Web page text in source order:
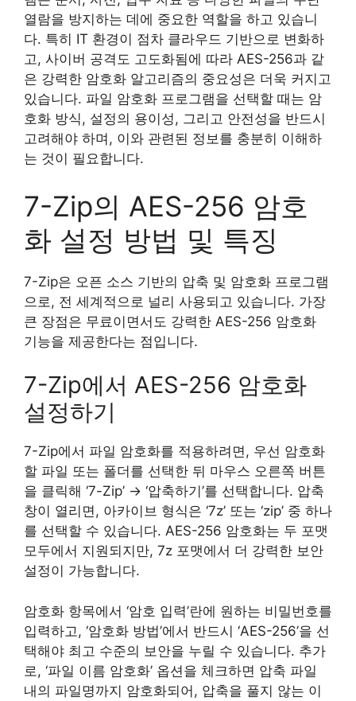
열람을 방지하는 데에 중요한 역할을 하고 있습니
다. 특히 IT 환경이 점차 클라우드 기반으로 변화하
고, 사이버 공격도 고도화됨에 따라 AES-256과 같
은 강력한 암호화 알고리즘의 중요성은 더욱 커지고
있습니다. 파일 암호화 프로그램을 선택할 때는 암
호화 방식, 설정의 용이성, 그리고 안전성을 반드시
고려해야 하며, 이와 관련된 정보를 충분히 이해하
는 것이 필요합니다.
7-Zip의 AES-256 암호
화 설정 방법 및 특징
7-Zip은 오픈 소스 기반의 압축 및 암호화 프로그램
으로, 전 세계적으로 널리 사용되고 있습니다. 가장
큰 장점은 무료이면서도 강력한 AES-256 암호화
기능을 제공한다는 점입니다.
7-Zip에서 AES-256 암호화
설정하기
7-Zip에서 파일 암호화를 적용하려면, 우선 암호화
할 파일 또는 폴더를 선택한 뒤 마우스 오른쪽 버튼
을 클릭해 ‘7-Zip’ → ‘압축하기’를 선택합니다. 압축
창이 열리면, 아카이브 형식은 ‘7z’ 또는 ‘zip’ 중 하나
를 선택할 수 있습니다. AES-256 암호화는 두 포맷
모두에서 지원되지만, 7z 포맷에서 더 강력한 보안
설정이 가능합니다.
암호화 항목에서 ‘암호 입력’란에 원하는 비밀번호를
입력하고, ‘암호화 방법’에서 반드시 ‘AES-256’을 선
택해야 최고 수준의 보안을 누릴 수 있습니다. 추가
로, ‘파일 이름 암호화’ 옵션을 체크하면 압축 파일
내의 파일명까지 암호화되어, 압축을 풀지 않는 이